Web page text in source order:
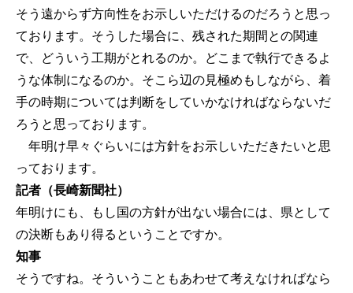
そう遠からず方向性をお示しいただけるのだろうと思っ
ております。そうした場合に、残された期間との関連
で、どういう工期がとれるのか。どこまで執行できるよ
うな体制になるのか。そこら辺の見極めもしながら、着
手の時期については判断をしていかなければならないだ
ろうと思っております。
年明け早々ぐらいには方針をお示しいただきたいと思
っております。
記者（長崎新聞社）
年明けにも、もし国の方針が出ない場合には、県として
の決断もあり得るということですか。
知事
そうですね。そういうこともあわせて考えなければなら